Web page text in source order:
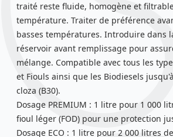
traité reste fluide, homogène et
température. Traiter de préférence
basses températures. Introduire dans
réservoir avant remplissage pour
mélange. Compatible avec tous les
et Fiouls ainsi que les Biodiesels
cloza (B30).
Dosage PREMIUM : 1 litre pour 1 000
fioul léger (FOD) pour une protection
Dosage ECO : 1 litre pour 2 000 litres